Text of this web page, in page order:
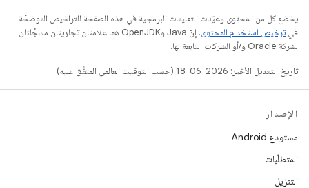
يخضع كل من المحتوى وعيّنات التعليمات البرمجية في هذه الصفحة للتراخيص الموضحّة
فيترخيص استخدام المحتوى
. إنّ Java وOpenJDK هما علامتان تجاريتان مسجَّلتان
لشركة Oracle و/أو الشركات التابعة لها.
تاريخ التعديل الأخير: 2026-06-18 (حسب التوقيت العالمي المتفَّق عليه)
الإصدار
مستودع Android
المتطلّبات
التنزيل